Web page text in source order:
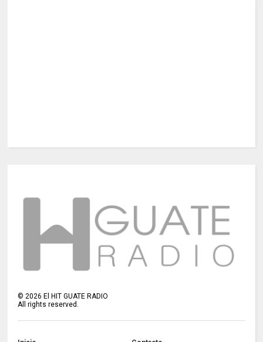
©2026 El HIT GUATE RADIO
All rights reserved.